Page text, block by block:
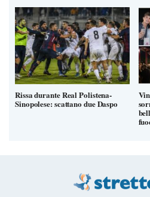
Rissa durante Real Polistena-
Sinopolese: scattano due Daspo